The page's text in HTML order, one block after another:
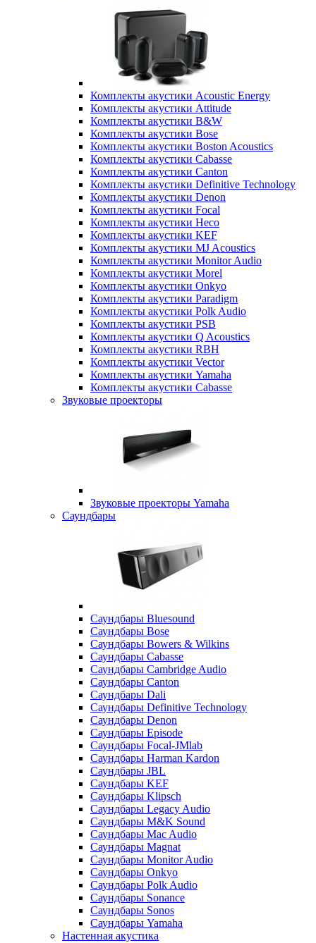
Комплекты акустики Acoustic Energy
Комплекты акустики Attitude
Комплекты акустики B&W
Комплекты акустики Bose
Комплекты акустики Boston Acoustics
Комплекты акустики Cabasse
Комплекты акустики Canton
Комплекты акустики Definitive Technology
Комплекты акустики Denon
Комплекты акустики Focal
Комплекты акустики Heco
Комплекты акустики KEF
Комплекты акустики MJ Acoustics
Комплекты акустики Monitor Audio
Комплекты акустики Morel
Комплекты акустики Onkyo
Комплекты акустики Paradigm
Комплекты акустики Polk Audio
Комплекты акустики PSB
Комплекты акустики Q Acoustics
Комплекты акустики RBH
Комплекты акустики Vector
Комплекты акустики Yamaha
Комплекты акустики Сabasse
Звуковые проекторы
Звуковые проекторы Yamaha
Саундбары
Саундбары Bluesound
Саундбары Bose
Саундбары Bowers & Wilkins
Саундбары Cabasse
Саундбары Cambridge Audio
Саундбары Canton
Саундбары Dali
Саундбары Definitive Technology
Саундбары Denon
Саундбары Episode
Саундбары Focal-JMlab
Саундбары Harman Kardon
Саундбары JBL
Саундбары KEF
Саундбары Klipsch
Саундбары Legacy Audio
Саундбары M&K Sound
Саундбары Mac Audio
Саундбары Magnat
Саундбары Monitor Audio
Саундбары Onkyo
Саундбары Polk Audio
Саундбары Sonance
Саундбары Sonos
Саундбары Yamaha
Настенная акустика